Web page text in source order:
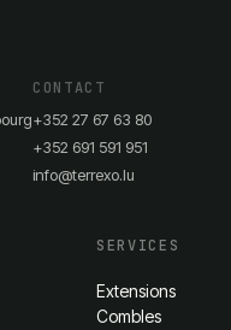
CONTACT
+352 27 67 63 80
+352 691 591 951
info@terrexo.lu
SERVICES
Extensions
Combles